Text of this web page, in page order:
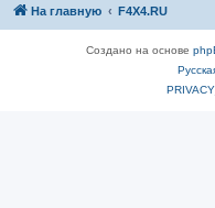
На главную F4X4.RU
Создано на основе